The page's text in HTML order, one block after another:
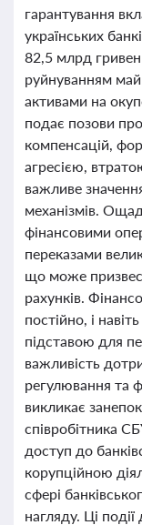
гарантування
українських
82,5 млрд
руйнуванням
активами на
подає позови
компенсацій,
агресією,
важливе
механізмів.
фінансовими
переказами
що може
рахунків.
постійно, і
підставою для
важливість
регулювання та
викликає
співробітника
доступ до
корупційною
сфері
нагляду. Ці